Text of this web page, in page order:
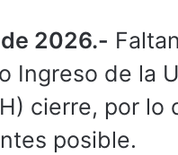
2026.-
Ingreso de la
cierre, por lo
posible.